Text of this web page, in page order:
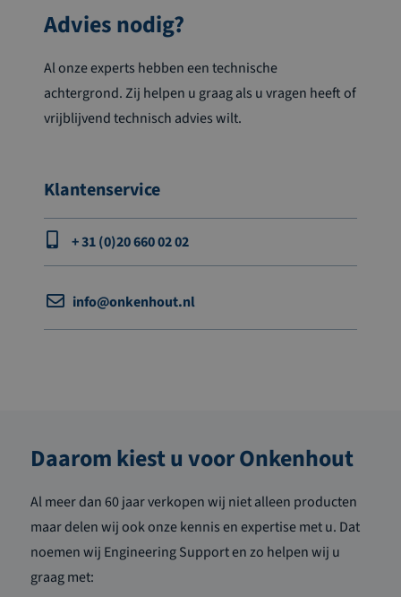
Advies nodig?
Al onze experts hebben een technische
achtergrond. Zij helpen u graag als u vragen heeft of
vrijblijvend technisch advies wilt.
Klantenservice
+ 31 (0)20 660 02 02
info@onkenhout.nl
Daarom kiest u voor Onkenhout
Al meer dan 60 jaar verkopen wij niet alleen producten
maar delen wij ook onze kennis en expertise met u. Dat
noemen wij Engineering Support en zo helpen wij u
graag met: